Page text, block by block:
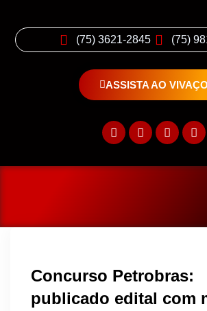
(75) 3621-2845 (75)
ASSISTA AO VIVAÇO
Concurso Petrobras:
publicado edital com